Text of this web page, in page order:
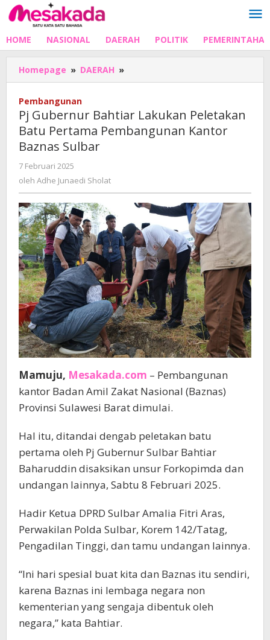
Lewati
ke
HOME NASIONAL DAERAH POLITIK
Homepage » DAERAH »
Gubernur
Peletakan
Batu
Sulbar
Pembangunan
Pj Gubernur Bahtiar Lakukan Peletakan
Batu Pertama Pembangunan Kantor
Baznas Sulbar
7 Februari 2025
Adhe
oleh Adhe Junaedi Sholat
Mamuju, Mesakada.com – Pembangunan
kantor Badan Amil Zakat Nasional (Baznas)
Provinsi Sulawesi Barat dimulai.
Hal itu, ditandai dengab peletakan batu
pertama oleh Pj Gubernur Sulbar Bahtiar
Baharuddin disaksikan unsur Forkopimda dan
undangan lainnya, Sabtu 8 Februari 2025.
Hadir Ketua DPRD Sulbar Amalia Fitri Aras,
Perwakilan Polda Sulbar, Korem 142/Tatag,
Pengadilan Tinggi, dan tamu undangan lainnya.
“Ini hari spesial buat kita dan Baznas itu sendiri,
karena Baznas ini lembaga negara non
kementerian yang sengaja dibentuk oleh
negara,” kata Bahtiar.